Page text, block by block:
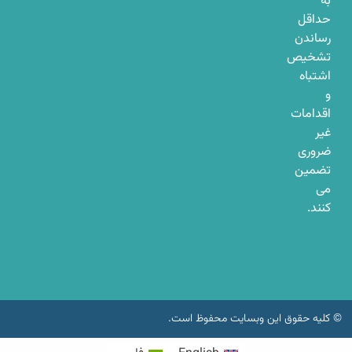
حداقل
رساندن
تشخیص
اشتباه
و
اقدامات
غیر
ضروری
تضمین
می
کنند.
© کلیه حقوق این وبسایت محفوظ است.